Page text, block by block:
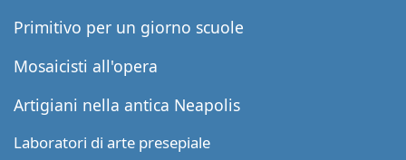
Primitivo per un giorno scuole
Mosaicisti all'opera
Artigiani nella antica Neapolis
Laboratori di arte presepiale